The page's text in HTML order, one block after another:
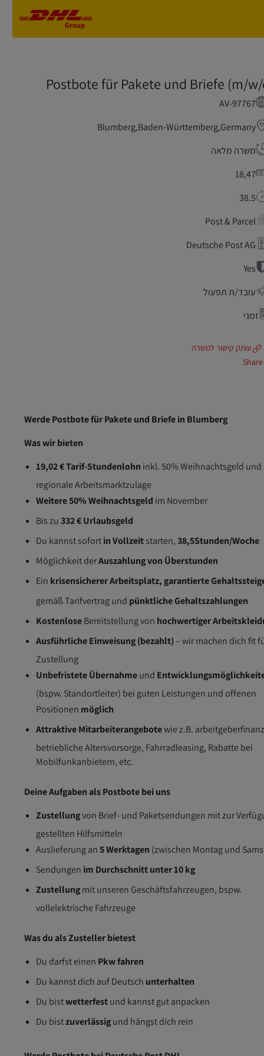
Postbote für Pakete und Briefe (m/
AV-97767
Blumberg,Baden-Württemberg,Germany
משרה מלאה
18,47
38.5
Post & Parcel
Deutsche Post AG
Yes
עובד/ת תפעול
זמני
עותק קישור למשרה
Share
Werde Postbote für Pakete und Briefe in Blumberg
Was wir bieten
19,02 € Tarif-Stundenlohn inkl. 50% Weihnachtsgeld und
regionale Arbeitsmarktzulage
Weitere 50% Weihnachtsgeld im November
Bis zu332 € Urlaubsgeld
Du kannst sofortin Vollzeitstarten,38,5Stunden/Woche
Möglichkeit derAuszahlung von Überstunden
Ein krisensicherer Arbeitsplatz, garantierte
gemäß Tarifvertrag und pünktliche Gehaltszahlungen
KostenloseBereitstellung von hochwertiger
Ausführliche Einweisung (bezahlt) – wir machen dich fit
Zustellung
Unbefristete Übernahmeund
(bspw. Standortleiter) bei guten Leistungen und offenen
Positionen möglich
Attraktive Mitarbeiterangebotewie z.B.
betriebliche Altersvorsorge, Fahrradleasing, Rabatte bei
Mobilfunkanbietern, etc.
Deine Aufgaben als Postbote bei uns
Zustellungvon Brief- und Paketsendungen mit zur
gestellten Hilfsmitteln
Auslieferung an5 Werktagen (zwischen Montag und
Sendungen im Durchschnitt unter 10 kg
Zustellungmit unseren Geschäftsfahrzeugen, bspw.
vollelektrische Fahrzeuge
Was du als Zusteller bietest
Du darfst einen Pkw fahren
Du kannst dich auf Deutsch unterhalten
Du bistwetterfestund kannst gut anpacken
Du bistzuverlässigund hängst dich rein